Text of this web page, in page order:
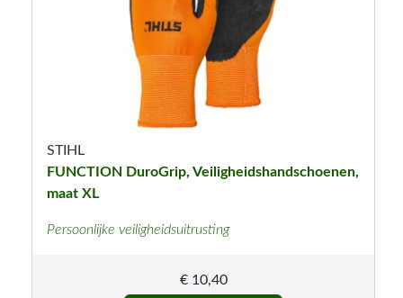
STIHL
FUNCTION DuroGrip, Veiligheidshandschoenen,
maat XL
Persoonlijke veiligheidsuitrusting
€10,40